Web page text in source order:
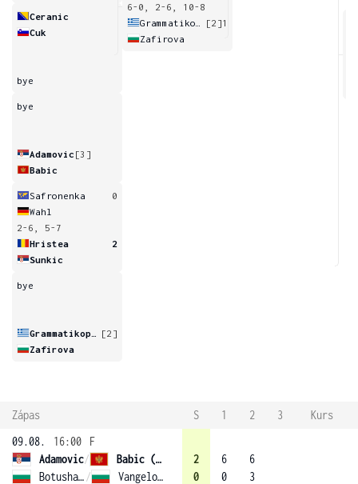
Ceranic
Cuk
bye
bye
Adamovic [3]
Babic
Safronenka
0
Wahl
2-6, 5-7
Hristea
2
Sunkic
bye
[2]
Zafirova
6-0, 2-6, 10-8
[2]1
Zafirova
Zápas S 1 2 3
Kurs
09.08.
16:00
F
Adamovic/
Babic (3)
Botusharova / Vangelova
2
0
6
0
6
3